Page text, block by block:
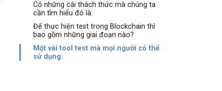
Có những cái thách thức mà chúng ta
cần tìm hiểu đó là:
Để thực hiện test trong Blockchain thì
bao gồm những giai đoạn nào?
Một vài tool test mà mọi người có thể
sử dụng: